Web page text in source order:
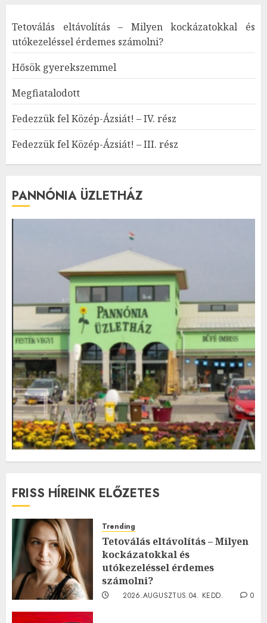
Tetoválás eltávolítás – Milyen kockázatokkal és
utókezeléssel érdemes számolni?
Hősök gyerekszemmel
Megfiatalodott
Fedezzük fel Közép-Ázsiát! – IV. rész
Fedezzük fel Közép-Ázsiát! – III. rész
PANNÓNIA ÜZLETHÁZ
FRISS HÍREINK ELŐZETES
Trending
Tetoválás eltávolítás – Milyen
kockázatokkal és
utókezeléssel érdemes
számolni?
2026.AUGUSZTUS.04. KEDD.
0